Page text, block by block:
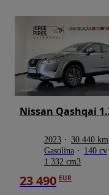
2023
30 440 km
Gasolina
140 cv
1 332 cm3
23 490 EUR